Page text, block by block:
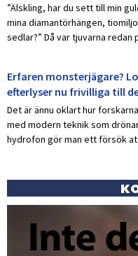
”Älskling, har du sett till min
mina diamantörhängen,
sedlar?” Då var tjuvarna redan
Erfaren monsterjägare?
efterlyser nu frivilliga till
Det är ännu oklart hur
med modern teknik som
hydrofon gör man ett försök